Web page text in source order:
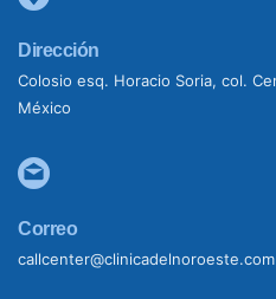
Dirección
Colosio esq. Horacio Soria, col.
México
Correo
callcenter@clinicadelnoroeste.com